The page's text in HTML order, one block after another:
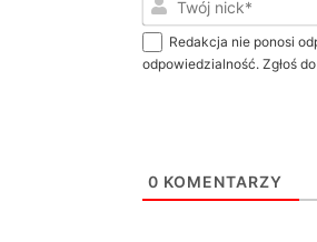
Redakcja nie ponosi
odpowiedzialność. Zgłoś
0 KOMENTARZY